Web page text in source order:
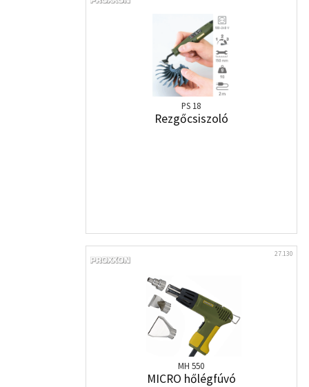
PS 18
Rezgőcsiszoló
27.130
MH 550
MICRO hőlégfúvó